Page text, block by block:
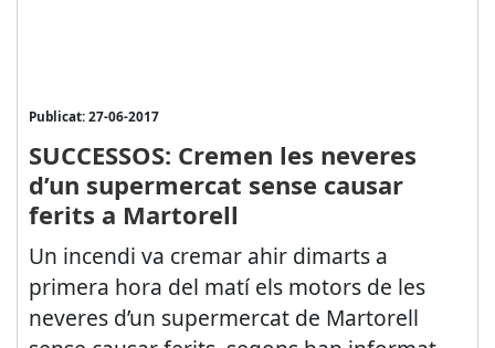
Publicat: 27-06-2017
SUCCESSOS: Cremen les neveres
d’un supermercat sense causar
ferits a Martorell
Un incendi va cremar ahir dimarts a
primera hora del matí els motors de les
neveres d’un supermercat de Martorell